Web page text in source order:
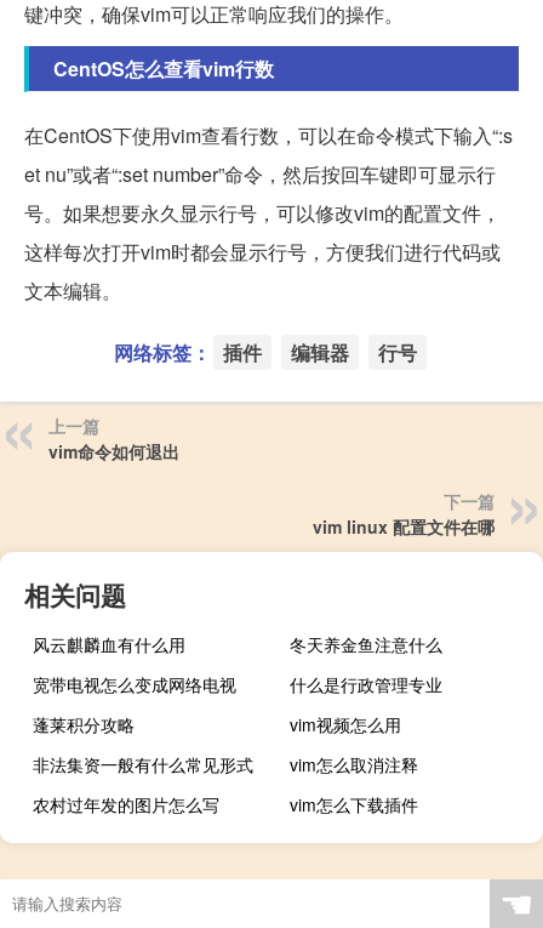
键冲突，确保vim可以正常响应我们的操作。
CentOS怎么查看vim行数
在CentOS下使用vim查看行数，可以在命令模式下输入“:s
et nu”或者“:set number”命令，然后按回车键即可显示行
号。如果想要永久显示行号，可以修改vim的配置文件，
这样每次打开vim时都会显示行号，方便我们进行代码或
文本编辑。
网络标签： 插件 编辑器 行号
上一篇
vim命令如何退出
下一篇
vim linux 配置文件在哪
相关问题
风云麒麟血有什么用
冬天养金鱼注意什么
宽带电视怎么变成网络电视
什么是行政管理专业
蓬莱积分攻略
vim视频怎么用
非法集资一般有什么常见形式
vim怎么取消注释
农村过年发的图片怎么写
vim怎么下载插件
☚